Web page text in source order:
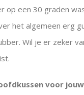
op een 30 graden
het algemeen erg
Wil je er zeker
voor